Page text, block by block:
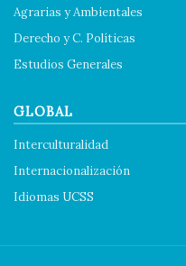
Agrarias y Ambientales
Derecho y C. Políticas
Estudios Generales
GLOBAL
Interculturalidad
Internacionalización
Idiomas UCSS